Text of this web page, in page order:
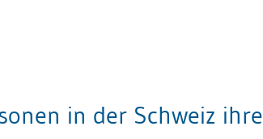
in der Schweiz ihre